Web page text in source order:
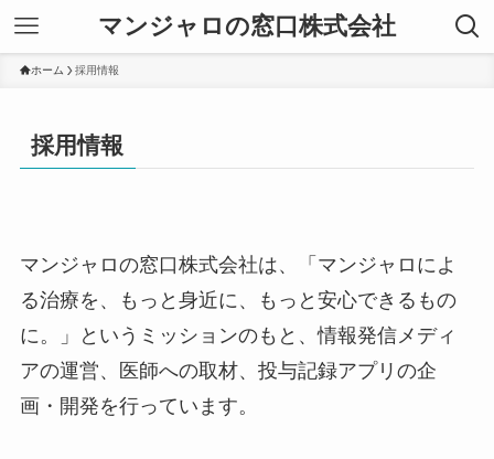
マンジャロの窓口株式会社
ホーム 採用情報
採用情報
マンジャロの窓口株式会社は、「マンジャロによ
る治療を、もっと身近に、もっと安心できるもの
に。」というミッションのもと、情報発信メディ
アの運営、医師への取材、投与記録アプリの企
画・開発を行っています。